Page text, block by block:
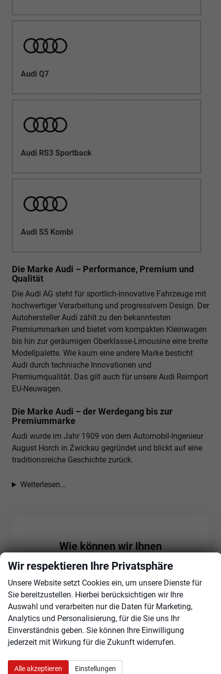
Audi Q7
Audi RS3 Sportback
Audi S5 Kombi
Die Marke Audi – Performance, Premium und
Qualität
Die Audi AG steht für sportlich-innovative Fahrzeuge mit
hochwertiger Verarbeitung und progressivem Design. Der
Autohersteller Audi zählt zu den bekanntesten
Premiummarken und bietet vom kompakten Kleinwagen
bis hin zur geräumigen Oberklasse-Limousine eine breite
Modellpalette. Wie kaum eine andere Marke besticht
Audi durch technische Innovationen und
Premiumqualität. Das gilt auch für unsere Audi Reimport
EU-Neuwagen.
Die Marke Audi – der Werdegang bis zur
Premiummarke
Audi wurde im Jahr 1909 von dem Automobil-Ingenieur
August Horch in Zwickau gegründet und blickt auf eine
traditionsreiche Geschichte zurück.
Weiterlesen...
Wie können wir Ihnen
weiterhelfen?
Audi Angeboten telefonisch oder per E-Mail. Sie
erreichen uns unter:
+49 3588 / 25 18 0
Oder über unser Kontaktformular:
Zum Kontaktformular
Wir respektieren Ihre Privatsphäre
Unsere Website setzt Cookies ein, um unsere Dienste für
Sie bereitzustellen. Hierbei berücksichtigen wir Ihre
Auswahl und verarbeiten nur die Daten für Marketing,
Analytics und Personalisierung, für die Sie uns Ihr
Einverständnis geben. Sie können Ihre Einwilligung
jederzeit mit Wirkung für die Zukunft widerrufen.
Alle akzeptieren Einstellungen